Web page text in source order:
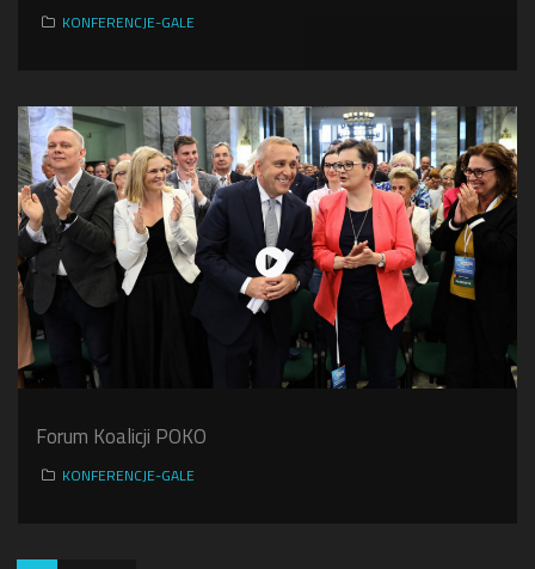
KONFERENCJE-GALE
Forum Koalicji POKO
KONFERENCJE-GALE